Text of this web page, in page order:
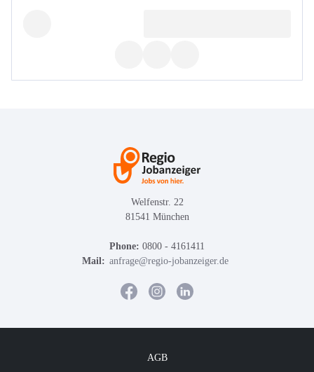
Welfenstr. 22
81541 München
Phone: 0800 - 4161411
Mail: anfrage@regio-jobanzeiger.de
AGB